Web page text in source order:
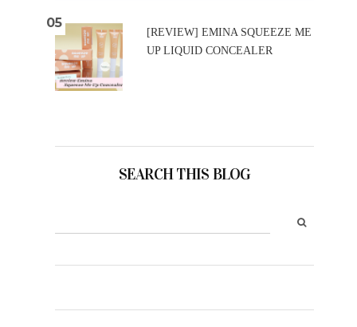
[REVIEW] EMINA SQUEEZE ME
UP LIQUID CONCEALER
SEARCH THIS BLOG